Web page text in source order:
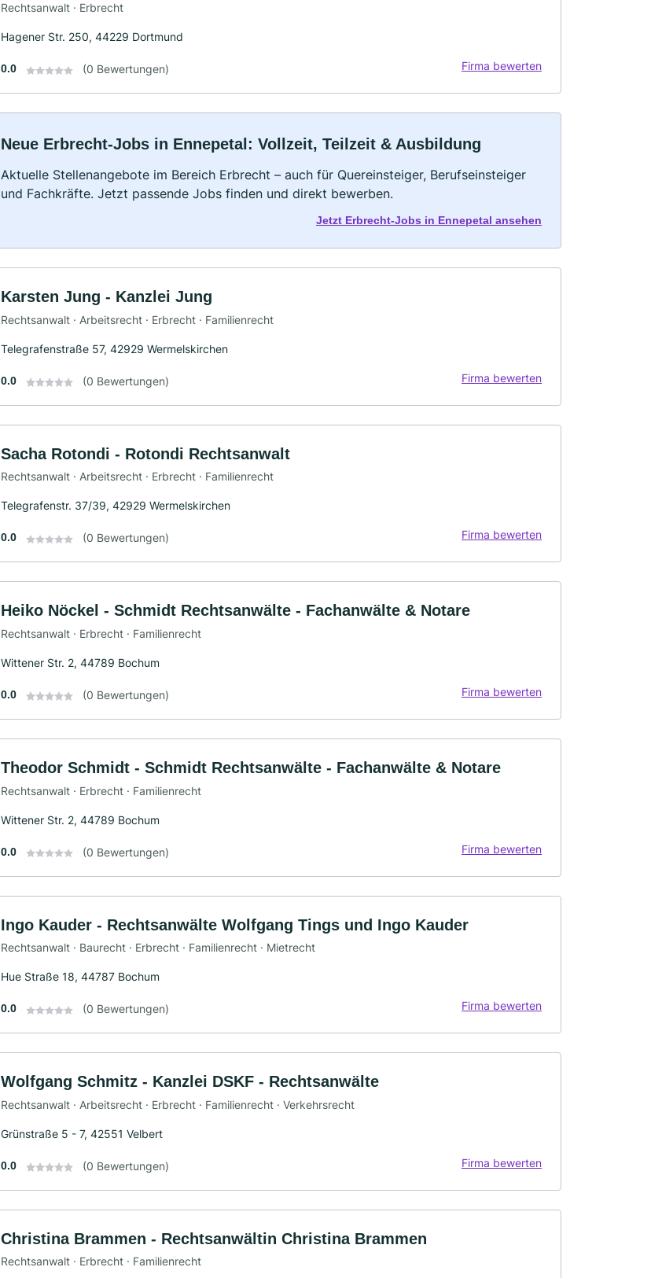
Rechtsanwalt · Erbrecht
Hagener Str. 250, 44229 Dortmund
0.0 (0 Bewertungen) Firma bewerten
Neue Erbrecht-Jobs in Ennepetal: Vollzeit, Teilzeit & Ausbildung
Aktuelle Stellenangebote im Bereich Erbrecht – auch für Quereinsteiger, Berufseinsteiger
und Fachkräfte. Jetzt passende Jobs finden und direkt bewerben.
Jetzt Erbrecht-Jobs in Ennepetal ansehen
Karsten Jung - Kanzlei Jung
Rechtsanwalt · Arbeitsrecht · Erbrecht · Familienrecht
Telegrafenstraße 57, 42929 Wermelskirchen
0.0 (0 Bewertungen) Firma bewerten
Sacha Rotondi - Rotondi Rechtsanwalt
Rechtsanwalt · Arbeitsrecht · Erbrecht · Familienrecht
Telegrafenstr. 37/39, 42929 Wermelskirchen
0.0 (0 Bewertungen) Firma bewerten
Heiko Nöckel - Schmidt Rechtsanwälte - Fachanwälte & Notare
Rechtsanwalt · Erbrecht · Familienrecht
Wittener Str. 2, 44789 Bochum
0.0 (0 Bewertungen) Firma bewerten
Theodor Schmidt - Schmidt Rechtsanwälte - Fachanwälte & Notare
Rechtsanwalt · Erbrecht · Familienrecht
Wittener Str. 2, 44789 Bochum
0.0 (0 Bewertungen) Firma bewerten
Ingo Kauder - Rechtsanwälte Wolfgang Tings und Ingo Kauder
Rechtsanwalt · Baurecht · Erbrecht · Familienrecht · Mietrecht
Hue Straße 18, 44787 Bochum
0.0 (0 Bewertungen) Firma bewerten
Wolfgang Schmitz - Kanzlei DSKF - Rechtsanwälte
Rechtsanwalt · Arbeitsrecht · Erbrecht · Familienrecht · Verkehrsrecht
Grünstraße 5 - 7, 42551 Velbert
0.0 (0 Bewertungen) Firma bewerten
Christina Brammen - Rechtsanwältin Christina Brammen
Rechtsanwalt · Erbrecht · Familienrecht